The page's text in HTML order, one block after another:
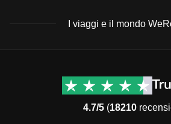
I viaggi e il mondo
Viaggi di gruppo Nord
Viaggi di gruppo Centro
4.7/5 (18210